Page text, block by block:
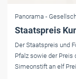
Panorama -
Staatspreis
Der Staatspreis und
Pfalz sowie der
Simeonstift an elf